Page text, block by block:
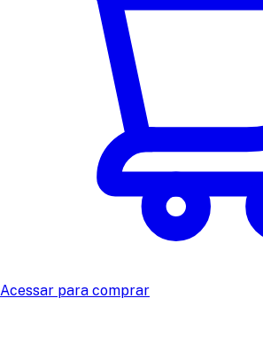
Acessar para comprar